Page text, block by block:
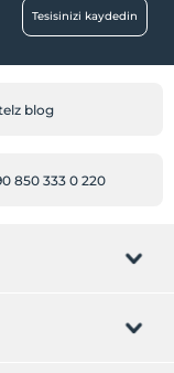
Tesisinizi kaydedin
blog
850 333 0 220